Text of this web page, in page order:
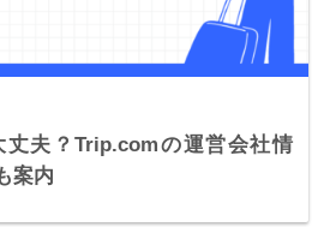
丈夫？Trip.comの運営会社情
案内